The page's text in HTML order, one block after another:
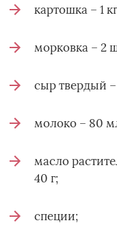
картошка – 1
морковка – 2
сыр твердый –
молоко – 80
масло
40 г;
специи;